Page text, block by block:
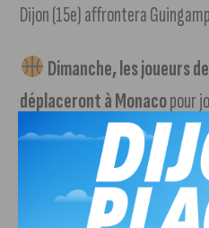
Dijon (15e) affrontera
Dimanche, les joueurs
déplaceront à Monacopour
Début du match à 17 heures.
J'AIME LE DFCO